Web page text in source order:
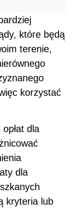
które będą
terenie,
korzystać
dla
dla
kryteria lub